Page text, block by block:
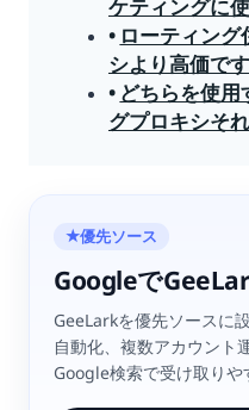
ケティングに
ローティン
シより高価で
どちらを使用
グプロキシそ
★優先ソース
Googleで
GeeLarkを優先ソースに
自動化、複数アカウント
Google検索で受け取りや